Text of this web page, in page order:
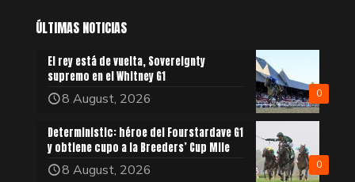
ÚLTIMAS NOTICIAS
0
El rey está de vuelta, Sovereignty
supremo en el Whitney G1
8 August, 2026
0
Deterministic: héroe del Fourstardave G1
y obtiene cupo a la Breeders’ Cup Mile
8 August, 2026